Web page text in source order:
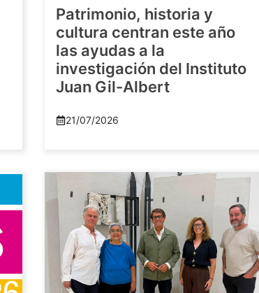
Patrimonio, historia y
cultura centran este año
las ayudas a la
investigación del Instituto
Juan Gil-Albert
21/07/2026